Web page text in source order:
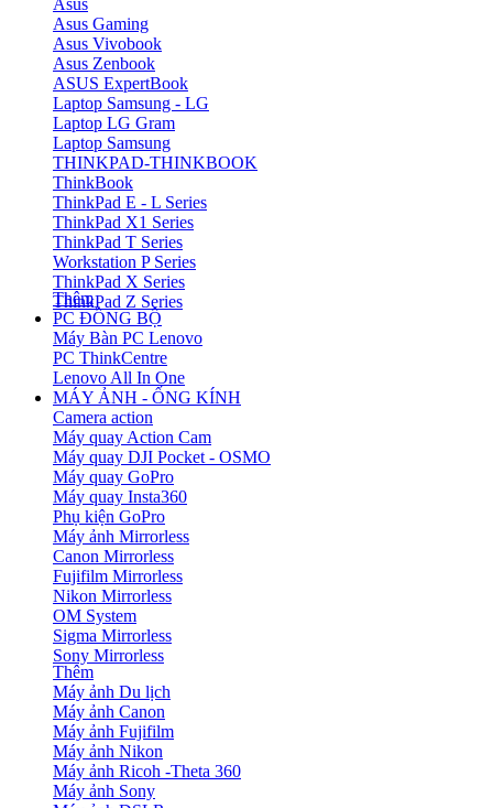
Asus
Asus Gaming
Asus Vivobook
Asus Zenbook
ASUS ExpertBook
Laptop Samsung - LG
Laptop LG Gram
Laptop Samsung
THINKPAD-THINKBOOK
ThinkBook
ThinkPad E - L Series
ThinkPad X1 Series
ThinkPad T Series
Workstation P Series
ThinkPad X Series
ThinkPad Z Series
Thêm
PC ĐỒNG BỘ
Máy Bàn PC Lenovo
PC ThinkCentre
Lenovo All In One
MÁY ẢNH - ỐNG KÍNH
Camera action
Máy quay Action Cam
Máy quay DJI Pocket - OSMO
Máy quay GoPro
Máy quay Insta360
Phụ kiện GoPro
Máy ảnh Mirrorless
Canon Mirrorless
Fujifilm Mirrorless
Nikon Mirrorless
OM System
Sigma Mirrorless
Sony Mirrorless
Thêm
Máy ảnh Du lịch
Máy ảnh Canon
Máy ảnh Fujifilm
Máy ảnh Nikon
Máy ảnh Ricoh -Theta 360
Máy ảnh Sony